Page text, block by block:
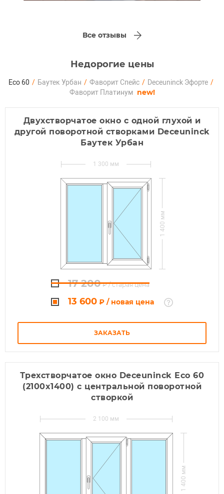
Все отзывы
Недорогие цены
Eco 60 / Баутек Урбан / Фаворит Спейс / Deceuninck Эфорте /
Фаворит Платинум new!
Двухстворчатое окно с одной глухой и
другой поворотной створками Deceuninck
Баутек Урбан
1 400
1 300
17 200 ₽/ старая цена
13 600 ₽ / новая цена
ЗАКАЗАТЬ
Трехстворчатое окно Deceuninck Eco 60
(2100x1400) с центральной поворотной
створкой
1 400
2 100